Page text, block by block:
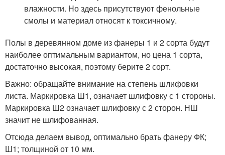
влажности. Но здесь присутствуют фенольные
смолы и материал относят к токсичному.
Полы в деревянном доме из фанеры 1 и 2 сорта будут
наиболее оптимальным вариантом, но цена 1 сорта,
достаточно высокая, поэтому берите 2 сорт.
Важно: обращайте внимание на степень шлифовки
листа. Маркировка Ш1, означает шлифовку с 1 стороны.
Маркировка Ш2 означает шлифовку с 2 сторон. НШ
значит не шлифованная.
Отсюда делаем вывод, оптимально брать фанеру ФК;
Ш1; толщиной от 10 мм.